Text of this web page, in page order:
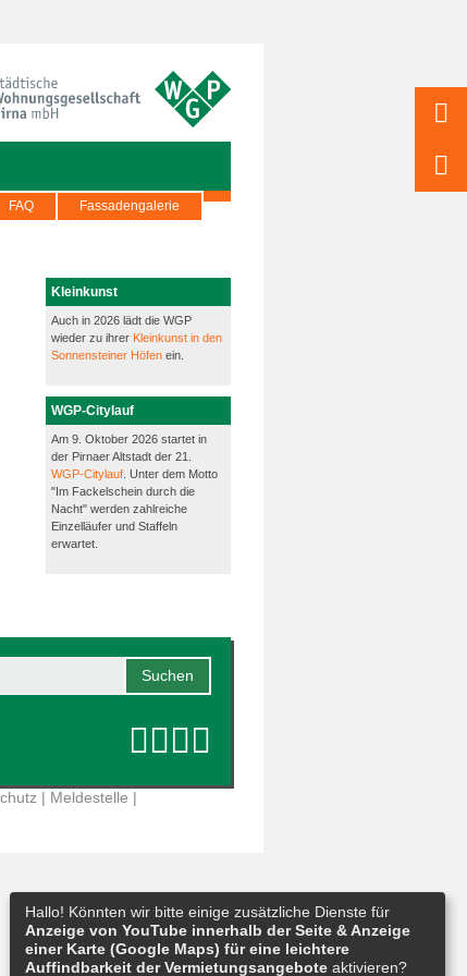
FAQ Fassadengalerie
Kleinkunst
Auch in 2026 lädt die WGP
wieder zu ihrer Kleinkunst in den
Sonnensteiner Höfen ein.
WGP-Citylauf
Am 9. Oktober 2026 startet in
der Pirnaer Altstadt der 21.
WGP-Citylauf . Unter dem Motto
"Im Fackelschein durch die
Nacht" werden zahlreiche
Einzelläufer und Staffeln
erwartet.
| Meldestelle |
Hallo! Könnten wir bitte einige zusätzliche Dienste für
Anzeige von YouTube innerhalb der Seite & Anzeige
einer Karte (Google Maps) für eine leichtere
Auffindbarkeit der Vermietungsangebote aktivieren?